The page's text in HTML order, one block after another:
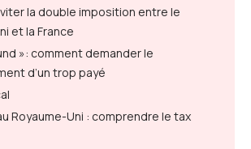
la double imposition entre le
et la France
»: comment demander le
d’un trop payé
Royaume-Uni : comprendre le tax